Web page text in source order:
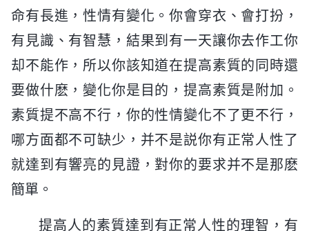
命有長進，性情有變化。你會穿衣、會打扮，
有見識、有智慧，結果到有一天讓你去作工你
却不能作，所以你該知道在提高素質的同時還
要做什麽，變化你是目的，提高素質是附加。
素質提不高不行，你的性情變化不了更不行，
哪方面都不可缺少，并不是説你有正常人性了
就達到有響亮的見證，對你的要求并不是那麽
簡單。
提高人的素質達到有正常人性的理智，有